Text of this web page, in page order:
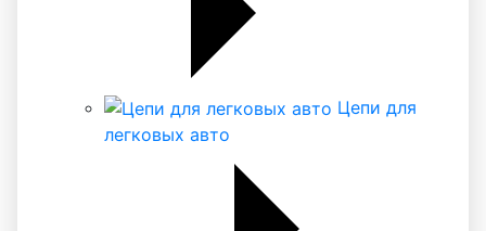
Цепи для
легковых авто